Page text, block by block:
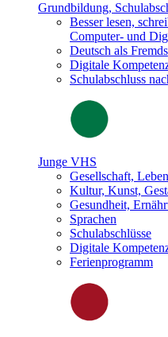
Grundbildung,
Besser lesen,
Computer- und
Deutsch als
Digitale
Schulabschluss
Junge VHS
Gesellschaft, Leben
Kultur, Kunst,
Gesundheit,
Sprachen
Schulabschlüsse
Digitale
Ferienprogramm